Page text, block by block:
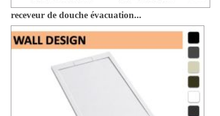
receveur de douche évacuation...